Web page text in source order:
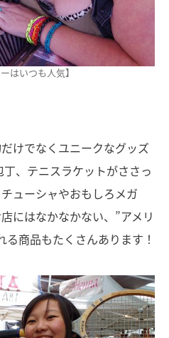
はいつも人気】
けでなくユニークなグッズ
、テニスラケットがささっ
ューシャやおもしろメガ
にはなかなかない、”アメリ
商品もたくさんあります！